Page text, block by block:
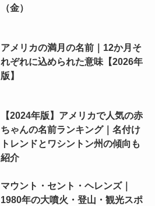
（金）
アメリカの満月の名前｜12か月そ
れぞれに込められた意味【2026年
版】
【2024年版】アメリカで人気の赤
ちゃんの名前ランキング｜名付け
トレンドとワシントン州の傾向も
紹介
マウント・セント・ヘレンズ｜
1980年の大噴火・登山・観光スポ